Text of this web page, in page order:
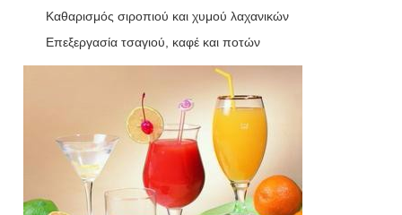
Καθαρισμός σιροπιού και χυμού λαχανικών
Επεξεργασία τσαγιού, καφέ και ποτών